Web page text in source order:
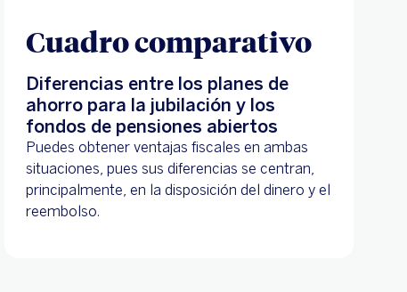
Cuadro comparativo
Diferencias entre los planes de
ahorro para la jubilación y los
fondos de pensiones abiertos
Puedes obtener ventajas fiscales en ambas
situaciones, pues sus diferencias se centran,
principalmente, en la disposición del dinero y el
reembolso.